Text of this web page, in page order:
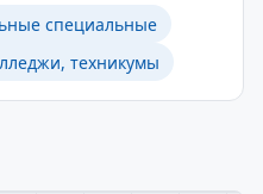
специальные
техникумы